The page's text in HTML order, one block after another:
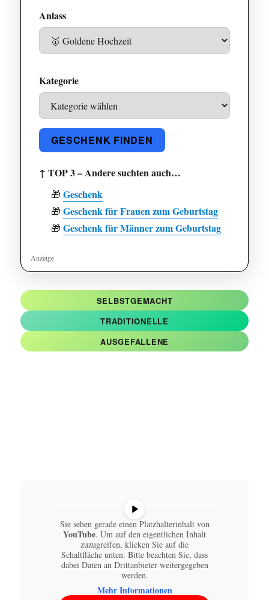
Anlass
Kategorie
GESCHENK FINDEN
↑ TOP 3 – Andere suchten auch…
🎁Geschenk
🎁Geschenk für Frauen zum Geburtstag
🎁Geschenk für Männer zum Geburtstag
SELBSTGEMACHT
TRADITIONELLE
AUSGEFALLENE
Sie sehen gerade einen Platzhalterinhalt von
YouTube. Um auf den eigentlichen Inhalt
zuzugreifen, klicken Sie auf die
Schaltfläche unten. Bitte beachten Sie, dass
dabei Daten an Drittanbieter weitergegeben
werden.
Mehr Informationen